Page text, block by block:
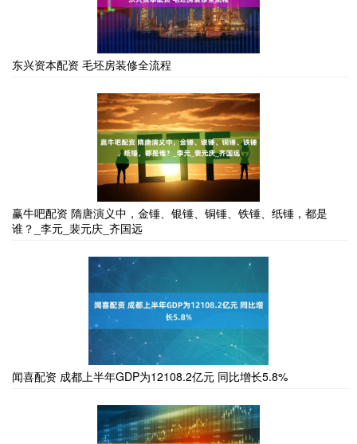
东兴资本配资 毛坯房装修全流程
赢牛吧配资 隋唐演义中，金锤、银锤、铜锤、铁锤、纸锤，都是
谁？_李元_裴元庆_齐国远
闻喜配资 成都上半年GDP为12108.2亿元 同比增长5.8%